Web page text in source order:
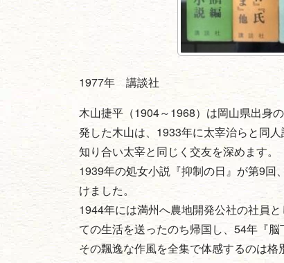
1977年 講談社
木山捷平（1904～1968）は岡山県出身
発した木山は、1933年に太宰治らと同
知り合い太宰と同じく交友を深めます。
1939年の処女小説『抑制の日』が第9回
けました。
1944年には満州へ農地開発公社の社員
ての生活を送ったのち帰国し、54年『
その飄逸な作風を全集で体感するのは格